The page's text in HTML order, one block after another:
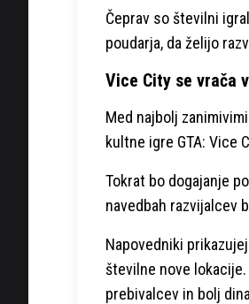
Čeprav so številni
poudarja, da želijo
Vice City se vrača
Med najbolj
kultne igre GTA: Vice
Tokrat bo dogajanje
navedbah razvijalcev
Napovedniki
številne nove
prebivalcev in bolj